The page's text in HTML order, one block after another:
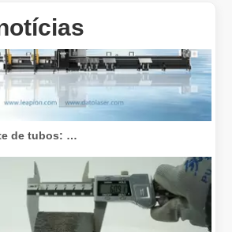
Revolucione o corte de tubos: como as máquinas de corte de tubos a laser transformam a fabricação